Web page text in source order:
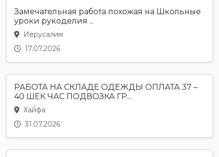
Замечательная работа похожая на Школьные
уроки рукоделия ...
Иерусалим
17.07.2026
РАБОТА НА СКЛАДЕ ОДЕЖДЫ ОПЛАТА 37 –
40 ШЕК ЧАС ПОДВОЗКА ГР...
Хайфа
31.07.2026